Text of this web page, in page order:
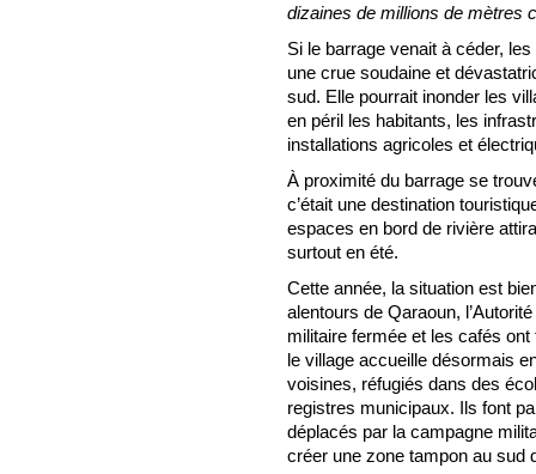
dizaines de millions de mètres
Si le barrage venait à céder,
une crue soudaine et
sud. Elle pourrait inonder les
en péril les habitants, les
installations agricoles et
À proximité du barrage se
c’était une destination
espaces en bord de rivière
surtout en été.
Cette année, la situation est
alentours de Qaraoun,
militaire fermée et les cafés
le village accueille désormais
voisines, réfugiés dans des
registres municipaux. Ils font
déplacés par la campagne
créer une zone tampon au sud